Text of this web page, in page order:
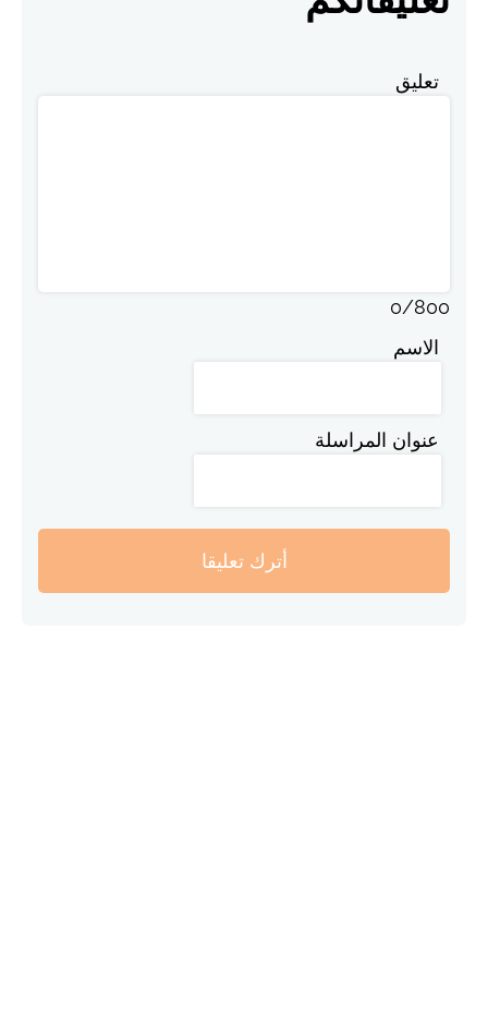
تعليق
0/800
الاسم
عنوان المراسلة
أترك تعليقا